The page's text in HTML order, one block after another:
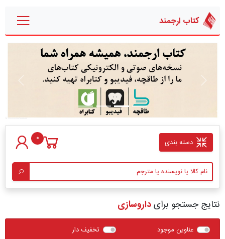
کتاب ارجمند
بعدی
دسته بندی 0
نتایج جستجو برایداروسازی
عناوین موجود
تخفیف دار